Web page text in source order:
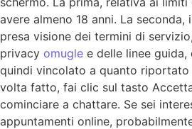
avere almeno 18 anni. La seconda,
presa visione dei termini di
privacy omugle e delle linee
quindi vincolato a quanto riportato
volta fatto, fai clic sul tasto
cominciare a chattare. Se sei
appuntamenti online,